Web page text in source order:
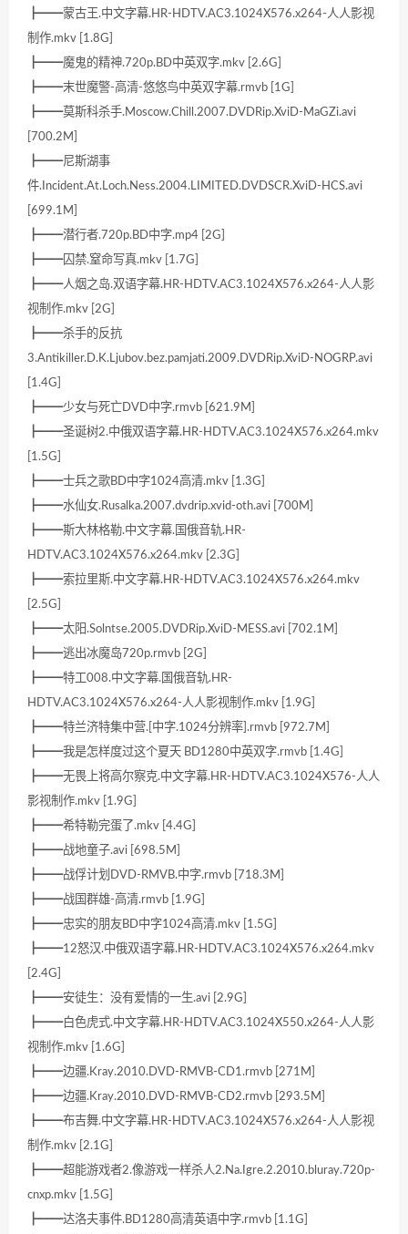
┣━━蒙古王.中文字幕.HR-HDTV.AC3.1024X576.x264-人人影视
制作.mkv [1.8G]
┣━━魔鬼的精神.720p.BD中英双字.mkv [2.6G]
┣━━末世魔警-高清-悠悠鸟中英双字幕.rmvb [1G]
┣━━莫斯科杀手.Moscow.Chill.2007.DVDRip.XviD-MaGZi.avi
[700.2M]
┣━━尼斯湖事
件.Incident.At.Loch.Ness.2004.LIMITED.DVDSCR.XviD-HCS.avi
[699.1M]
┣━━潜行者.720p.BD中字.mp4 [2G]
┣━━囚禁.窒命写真.mkv [1.7G]
┣━━人烟之岛.双语字幕.HR-HDTV.AC3.1024X576.x264-人人影
视制作.mkv [2G]
┣━━杀手的反抗
3.Antikiller.D.K.Ljubov.bez.pamjati.2009.DVDRip.XviD-NOGRP.avi
[1.4G]
┣━━少女与死亡DVD中字.rmvb [621.9M]
┣━━圣诞树2.中俄双语字幕.HR-HDTV.AC3.1024X576.x264.mkv
[1.5G]
┣━━士兵之歌BD中字1024高清.mkv [1.3G]
┣━━水仙女.Rusalka.2007.dvdrip.xvid-oth.avi [700M]
┣━━斯大林格勒.中文字幕.国俄音轨.HR-
HDTV.AC3.1024X576.x264.mkv [2.3G]
┣━━索拉里斯.中文字幕.HR-HDTV.AC3.1024X576.x264.mkv
[2.5G]
┣━━太阳.Solntse.2005.DVDRip.XviD-MESS.avi [702.1M]
┣━━逃出冰魔岛720p.rmvb [2G]
┣━━特工008.中文字幕.国俄音轨.HR-
HDTV.AC3.1024X576.x264-人人影视制作.mkv [1.9G]
┣━━特兰济特集中营.[中字.1024分辨率].rmvb [972.7M]
┣━━我是怎样度过这个夏天 BD1280中英双字.rmvb [1.4G]
┣━━无畏上将高尔察克.中文字幕.HR-HDTV.AC3.1024X576-人人
影视制作.mkv [1.9G]
┣━━希特勒完蛋了.mkv [4.4G]
┣━━战地童子.avi [698.5M]
┣━━战俘计划DVD-RMVB.中字.rmvb [718.3M]
┣━━战国群雄-高清.rmvb [1.9G]
┣━━忠实的朋友BD中字1024高清.mkv [1.5G]
┣━━12怒汉.中俄双语字幕.HR-HDTV.AC3.1024X576.x264.mkv
[2.4G]
┣━━安徒生：没有爱情的一生.avi [2.9G]
┣━━白色虎式.中文字幕.HR-HDTV.AC3.1024X550.x264-人人影
视制作.mkv [1.6G]
┣━━边疆.Kray.2010.DVD-RMVB-CD1.rmvb [271M]
┣━━边疆.Kray.2010.DVD-RMVB-CD2.rmvb [293.5M]
┣━━布吉舞.中文字幕.HR-HDTV.AC3.1024X576.x264-人人影视
制作.mkv [2.1G]
┣━━超能游戏者2.像游戏一样杀人2.Na.Igre.2.2010.bluray.720p-
cnxp.mkv [1.5G]
┣━━达洛夫事件.BD1280高清英语中字.rmvb [1.1G]